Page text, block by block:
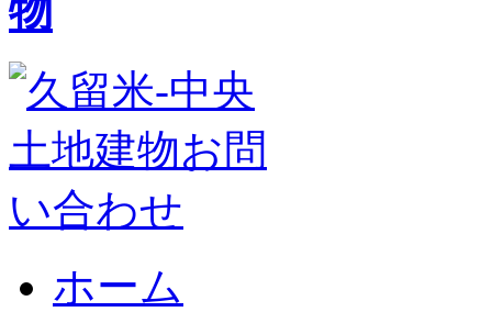
ホーム